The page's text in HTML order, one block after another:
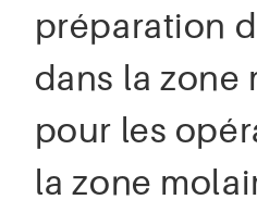
préparation
dans la zone
pour les
la zone